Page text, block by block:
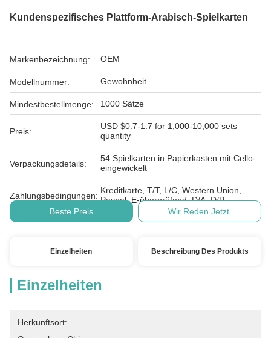
Kundenspezifisches Plattform-Arabisch-Spielkarten
Markenbezeichnung: OEM
Modellnummer: Gewohnheit
Mindestbestellmenge: 1000 Sätze
Preis:
USD $0.7-1.7 for 1,000-10,000 sets
quantity
Verpackungsdetails:
54 Spielkarten in Papierkasten mit Cello-
eingewickelt
Zahlungsbedingungen:
Kreditkarte, T/T, L/C, Western Union,
Paypal, E-überprüfend, D/A, D/P,
Beste Preis
Wir Reden Jetzt.
Einzelheiten Beschreibung Des Produkts
Einzelheiten
Herkunftsort: